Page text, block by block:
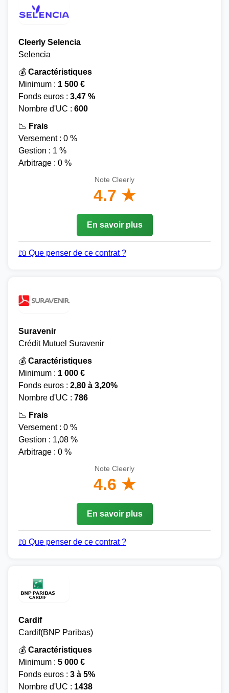
Cleerly Selencia
Selencia
💰 Caractéristiques
Minimum : 1 500 €
Fonds euros : 3,47 %
Nombre d'UC : 600
📉 Frais
Versement : 0 %
Gestion : 1 %
Arbitrage : 0 %
Note Cleerly
4.7 ★
En savoir plus
📖 Que penser de ce contrat ?
Suravenir
Crédit Mutuel Suravenir
💰 Caractéristiques
Minimum : 1 000 €
Fonds euros : 2,80 à 3,20%
Nombre d'UC : 786
📉 Frais
Versement : 0 %
Gestion : 1,08 %
Arbitrage : 0 %
Note Cleerly
4.6 ★
En savoir plus
📖 Que penser de ce contrat ?
Cardif
Cardif(BNP Paribas)
💰 Caractéristiques
Minimum : 5 000 €
Fonds euros : 3 à 5%
Nombre d'UC : 1438